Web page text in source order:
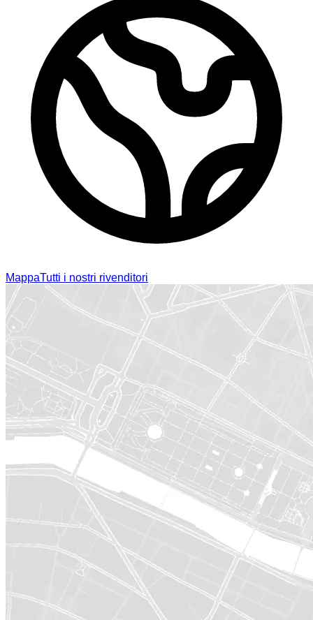
MappaTutti i nostri rivenditori